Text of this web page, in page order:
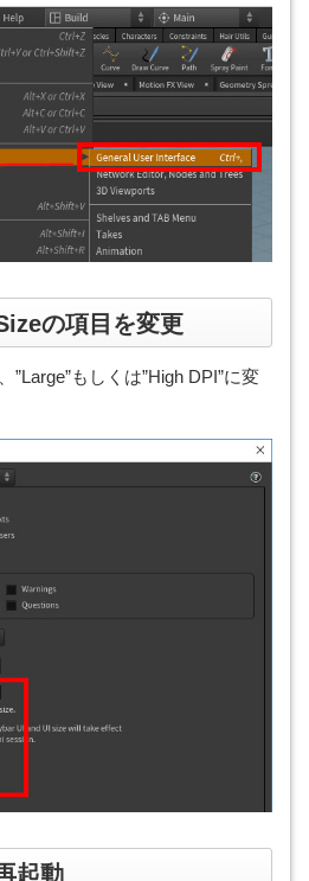
の項目を変更
”Large”もしくは”High DPI”に変
起動